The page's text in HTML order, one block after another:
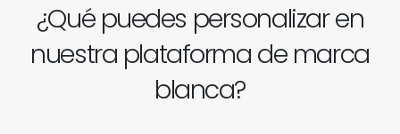
¿Qué puedes personalizar en
nuestra plataforma de marca
blanca?